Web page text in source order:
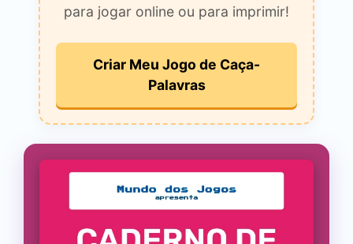
para jogar online ou para imprimir!
Criar Meu Jogo de Caça-
Palavras